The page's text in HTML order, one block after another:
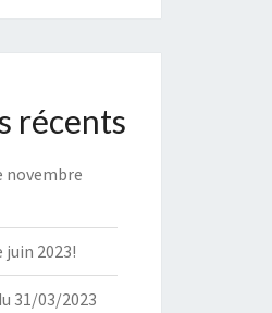
récents
novembre
juin 2023!
31/03/2023